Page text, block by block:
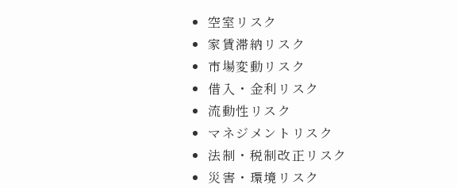
空室リスク
家賃滞納リスク
市場変動リスク
借入・金利リスク
流動性リスク
マネジメントリスク
法制・税制改正リスク
災害・環境リスク